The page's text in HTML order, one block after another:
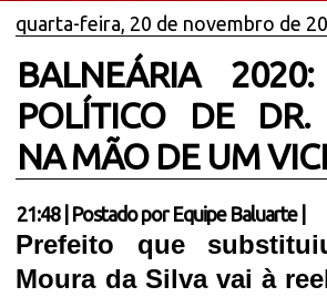
quarta-feira, 20 de novembro de
BALNEÁRIA
POLÍTICO DE DR.
NA MÃO DE UM
21:48| Postado por Equipe Baluarte
Prefeito que
Moura da Silva vai à